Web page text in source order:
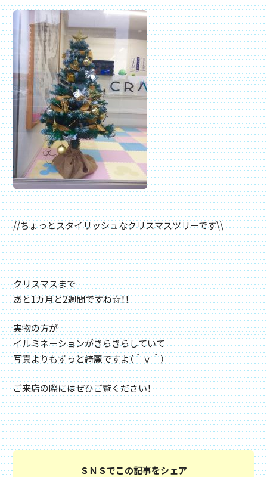
//ちょっとスタイリッシュなクリスマスツリーです\\
クリスマスまで
あと1カ月と2週間ですね☆！！
実物の方が
イルミネーションがきらきらしていて
写真よりもずっと綺麗ですよ（＾ｖ＾）
ご来店の際にはぜひご覧ください！
ＳＮＳでこの記事をシェア